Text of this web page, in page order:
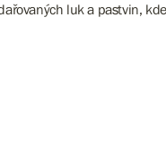
luk a pastvin,